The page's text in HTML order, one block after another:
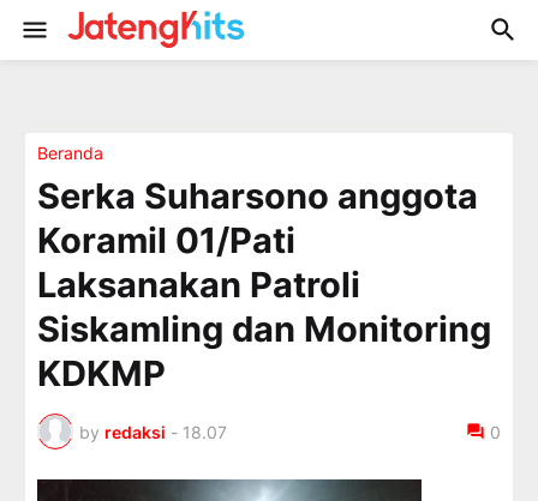
Beranda
Serka Suharsono anggota
Koramil 01/Pati
Laksanakan Patroli
Siskamling dan Monitoring
KDKMP
by redaksi - 18.07 0